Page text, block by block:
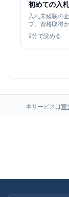
初めての入
入札未経験の
プ。資格取得
9分で読める
本サービスは官